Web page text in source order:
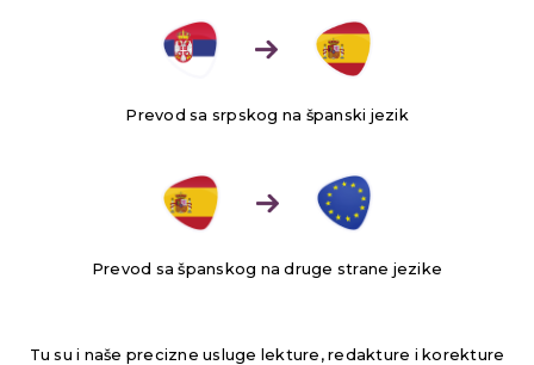
Prevod sa srpskog na španski jezik
Prevod sa španskog na druge strane jezike
Tu su i naše precizne usluge lekture, redakture i korekture